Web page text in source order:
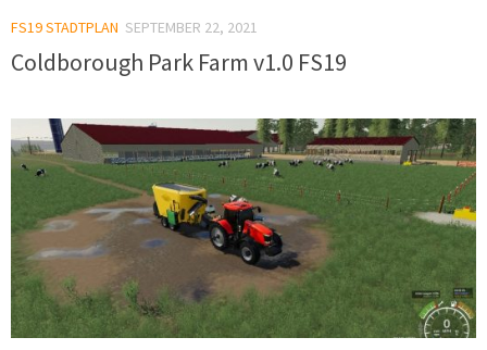
FS19 STADTPLAN SEPTEMBER 22, 2021
Coldborough Park Farm v1.0 FS19